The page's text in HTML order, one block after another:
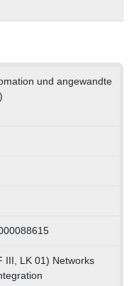
und angewandte
III, LK 01) Networks